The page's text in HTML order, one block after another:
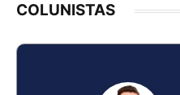
COLUNISTAS